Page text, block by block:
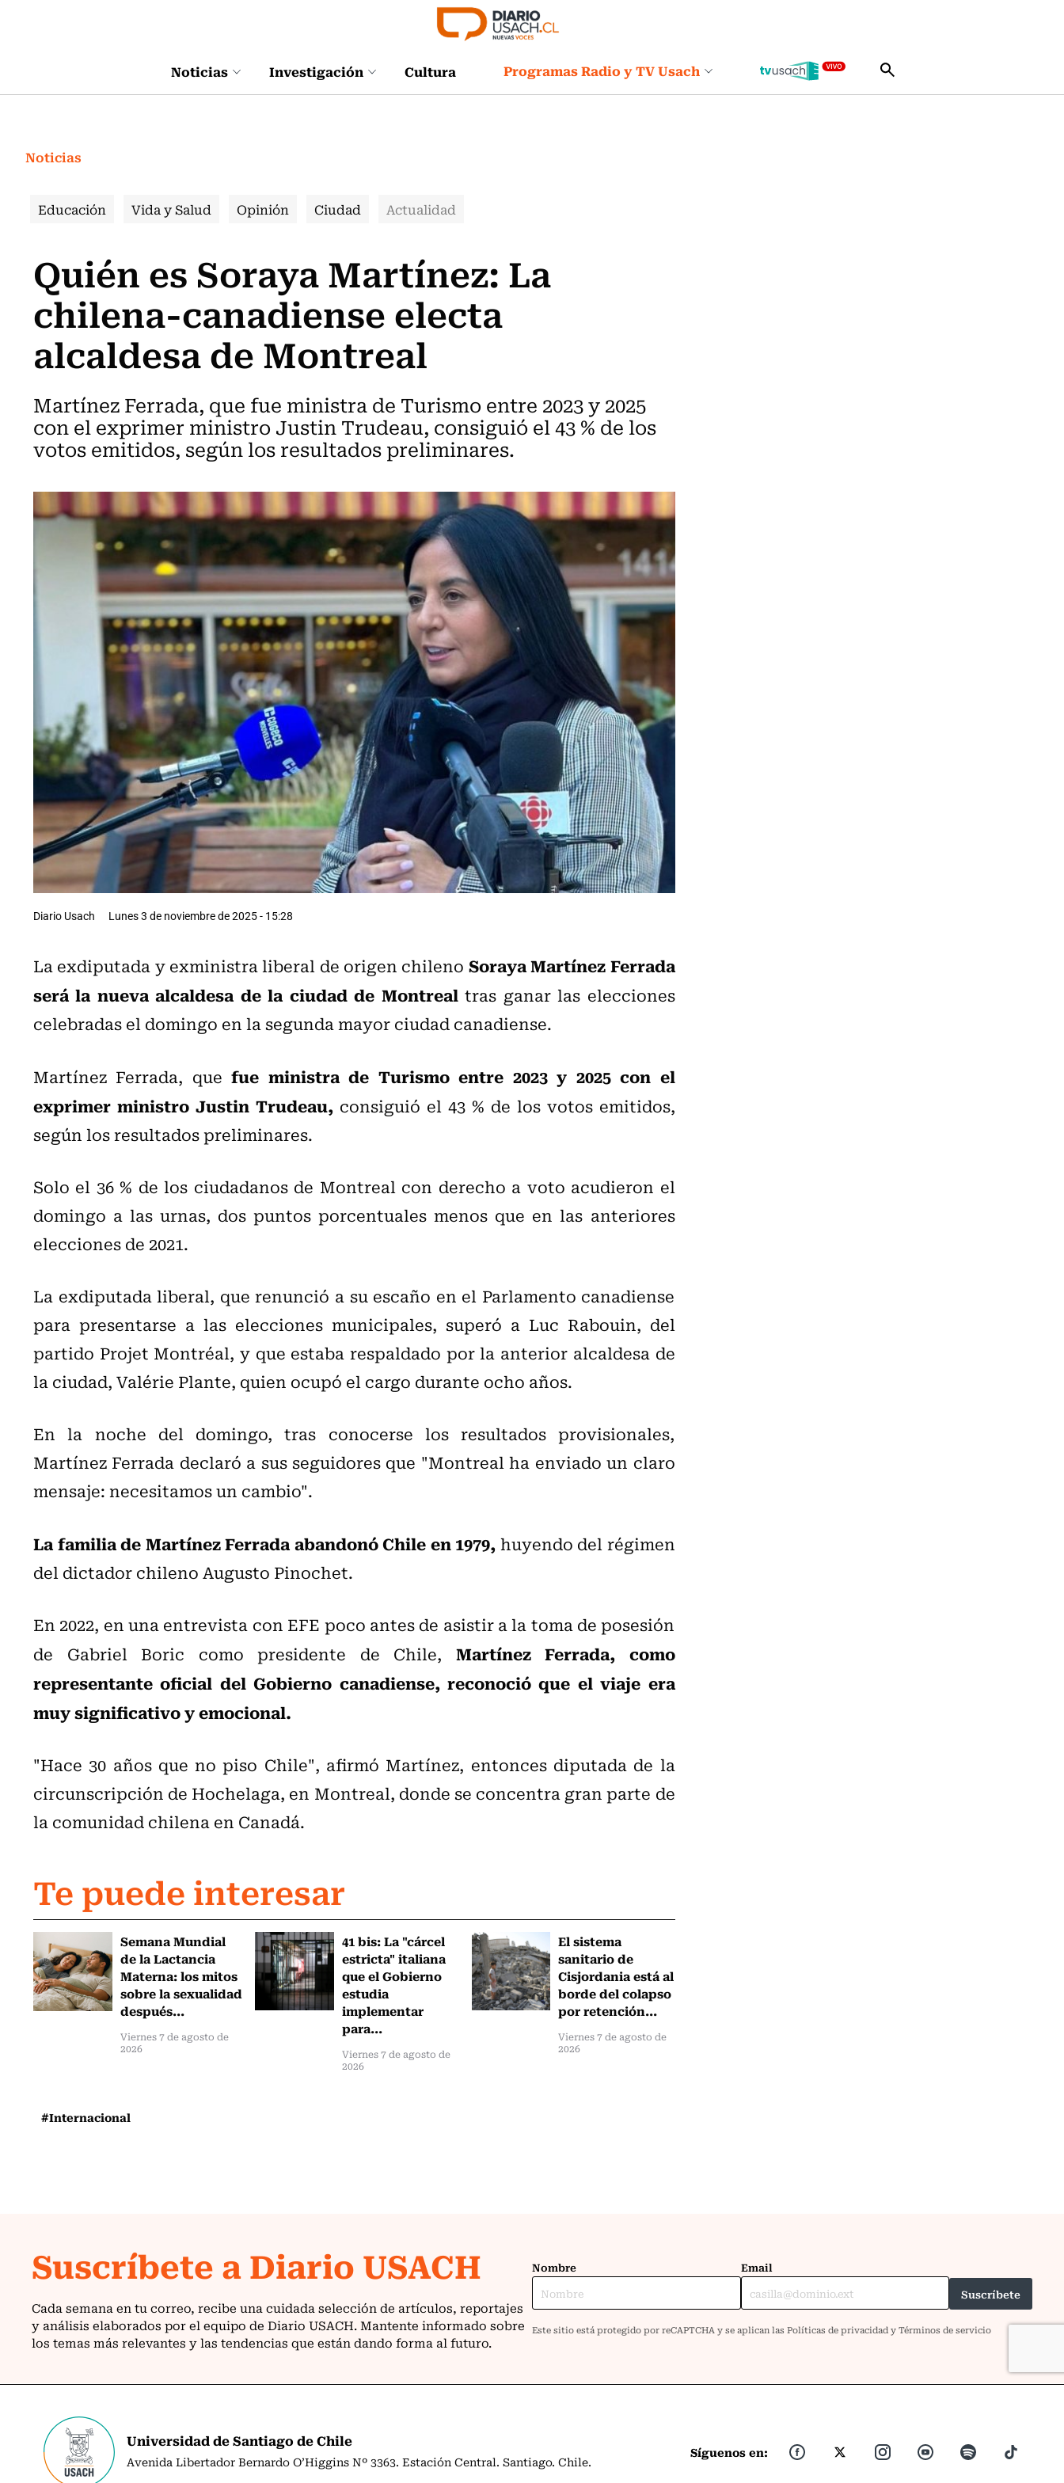
Noticias Investigación Cultura Programas Radio y TV Usach
Noticias
Educación Vida y Salud Opinión Ciudad Actualidad
Quién es Soraya Martínez: La
chilena-canadiense electa
alcaldesa de Montreal
Martínez Ferrada, que fue ministra de Turismo entre 2023 y 2025
con el exprimer ministro Justin Trudeau, consiguió el 43 % de los
votos emitidos, según los resultados preliminares.
Diario Usach Lunes 3 de noviembre de 2025 - 15:28
La exdiputada y exministra liberal de origen chileno Soraya Martínez Ferrada
será la nueva alcaldesa de la ciudad de Montrealtras ganar las elecciones
celebradas el domingo en la segunda mayor ciudad canadiense.
Martínez Ferrada, quefue ministra de Turismo entre 2023 y 2025 con el
exprimer ministro Justin Trudeau,consiguió el 43 % de los votos emitidos,
según los resultados preliminares.
Solo el 36 % de los ciudadanos de Montreal con derecho a voto acudieron el
domingo a las urnas, dos puntos porcentuales menos que en las anteriores
elecciones de 2021.
La exdiputada liberal, que renunció a su escaño en el Parlamento canadiense
para presentarse a las elecciones municipales, superó a Luc Rabouin, del
partido Projet Montréal, y que estaba respaldado por la anterior alcaldesa de
la ciudad, Valérie Plante, quien ocupó el cargo durante ocho años.
En la noche del domingo, tras conocerse los resultados provisionales,
Martínez Ferrada declaró a sus seguidores que "Montreal ha enviado un claro
mensaje: necesitamos un cambio".
La familia de Martínez Ferrada abandonó Chile en 1979,huyendo del régimen
del dictador chileno Augusto Pinochet.
En 2022, en una entrevista con EFE poco antes de asistir a la toma de posesión
de Gabriel Boric como presidente de Chile, Martínez Ferrada, como
representante oficial del Gobierno canadiense, reconoció que el viaje era
muy significativo y emocional.
"Hace 30 años que no piso Chile", afirmó Martínez, entonces diputada de la
circunscripción de Hochelaga, en Montreal, donde se concentra gran parte de
la comunidad chilena en Canadá.
Te puede interesar
Semana Mundial
de la Lactancia
Materna: los mitos
sobre la sexualidad
después...
Viernes 7 de agosto de
2026
41 bis: La "cárcel
estricta" italiana
que el Gobierno
estudia
implementar
para...
Viernes 7 de agosto de
2026
El sistema
sanitario de
Cisjordania está al
borde del colapso
por retención...
Viernes 7 de agosto de
2026
#Internacional
Universidad de Santiago de Chile
Avenida Libertador Bernardo O’Higgins Nº 3363. Estación Central. Santiago. Chile.
Síguenos en: